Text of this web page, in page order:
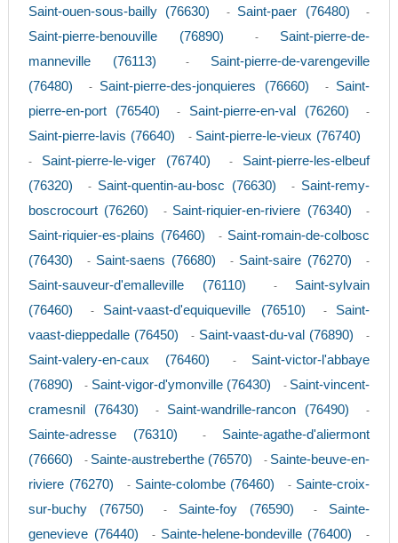
Saint-ouen-sous-bailly (76630) - Saint-paer (76480) -
Saint-pierre-benouville (76890) - Saint-pierre-de-
manneville (76113)
- Saint-pierre-de-varengeville
(76480)
- Saint-pierre-des-jonquieres (76660) - Saint-
pierre-en-port (76540)
- Saint-pierre-en-val (76260) -
Saint-pierre-lavis (76640) - Saint-pierre-le-vieux (76740)
- Saint-pierre-le-viger (76740) - Saint-pierre-les-elbeuf
(76320)
- Saint-quentin-au-bosc (76630) - Saint-remy-
boscrocourt (76260)
- Saint-riquier-en-riviere (76340) -
Saint-riquier-es-plains (76460) - Saint-romain-de-colbosc
(76430)
- Saint-saens (76680) - Saint-saire (76270) -
Saint-sauveur-d'emalleville (76110) - Saint-sylvain
(76460)
- Saint-vaast-d'equiqueville (76510) - Saint-
vaast-dieppedalle (76450)
- Saint-vaast-du-val (76890) -
Saint-valery-en-caux (76460) - Saint-victor-l'abbaye
(76890)
- Saint-vigor-d'ymonville (76430) - Saint-vincent-
cramesnil (76430)
- Saint-wandrille-rancon (76490) -
Sainte-adresse (76310) - Sainte-agathe-d'aliermont
(76660)
- Sainte-austreberthe (76570) - Sainte-beuve-en-
riviere (76270)
- Sainte-colombe (76460) - Sainte-croix-
sur-buchy (76750)
- Sainte-foy (76590) - Sainte-
genevieve (76440)
- Sainte-helene-bondeville (76400) -